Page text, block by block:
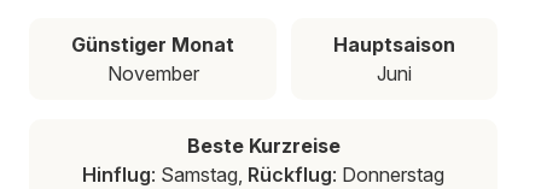
Günstiger Monat
November
Hauptsaison
Juni
Beste Kurzreise
Hinflug: Samstag, Rückflug: Donnerstag